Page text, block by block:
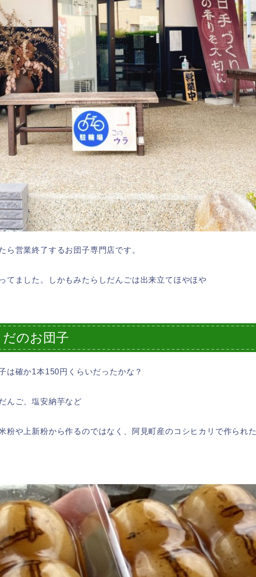
ら営業終了するお団子専門店です。
てました。しかもみたらしだんごは出来立てほやほや
のお団子
は確か1本150円くらいだったかな？
んご、塩安納芋など
粉や上新粉から作るのではなく、阿見町産のコシヒカリで作られた